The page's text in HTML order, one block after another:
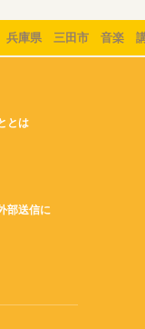
兵庫県 三田市 音楽
とは
部送信に